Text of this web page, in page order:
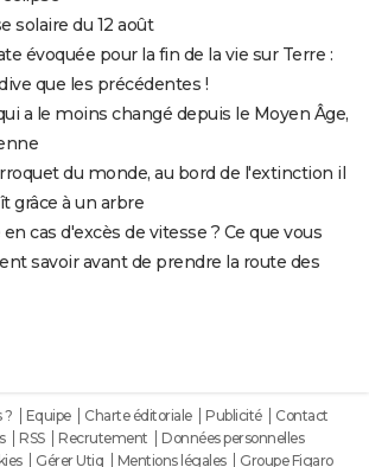
solaire du 12 août
évoquée pour la fin de la vie sur Terre :
que les précédentes !
a le moins changé depuis le Moyen Âge,
du monde, au bord de l'extinction il
grâce à un arbre
cas d'excès de vitesse ? Ce que vous
savoir avant de prendre la route des
? Equipe Charte éditoriale Publicité
Contact
RSS Recrutement
Données personnelles
Gérer Utiq Mentions légales Groupe Figaro